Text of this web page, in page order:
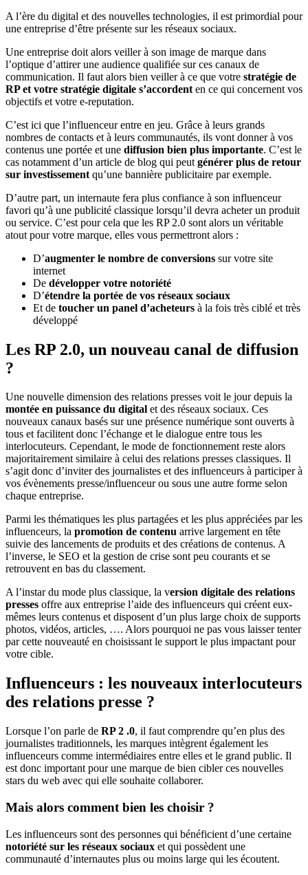
A l’ère du digital et des nouvelles technologies, il est primordial pour
une entreprise d’être présente sur les réseaux sociaux.
Une entreprise doit alors veiller à son image de marque dans
l’optique d’attirer une audience qualifiée sur ces canaux de
communication. Il faut alors bien veiller à ce que votre stratégie de
RP et votre stratégie digitale s’accordent en ce qui concernent vos
objectifs et votre e-reputation.
C’est ici que l’influenceur entre en jeu. Grâce à leurs grands
nombres de contacts et à leurs communautés, ils vont donner à vos
contenus une portée et une diffusion bien plus importante. C’est le
cas notamment d’un article de blog qui peut générer plus de retour
sur investissement qu’une bannière publicitaire par exemple.
D’autre part, un internaute fera plus confiance à son influenceur
favori qu’à une publicité classique lorsqu’il devra acheter un produit
ou service. C’est pour cela que les RP 2.0 sont alors un véritable
atout pour votre marque, elles vous permettront alors :
D’augmenter le nombre de conversions sur votre site
internet
De développer votre notoriété
D’étendre la portée de vos réseaux sociaux
Et de toucher un panel d’acheteurs à la fois très ciblé et très
développé
Les RP 2.0, un nouveau canal de diffusion
?
Une nouvelle dimension des relations presses voit le jour depuis la
montée en puissance du digital et des réseaux sociaux. Ces
nouveaux canaux basés sur une présence numérique sont ouverts à
tous et facilitent donc l’échange et le dialogue entre tous les
interlocuteurs. Cependant, le mode de fonctionnement reste alors
majoritairement similaire à celui des relations presses classiques. Il
s’agit donc d’inviter des journalistes et des influenceurs à participer à
vos évènements presse/influenceur ou sous une autre forme selon
chaque entreprise.
Parmi les thématiques les plus partagées et les plus appréciées par les
influenceurs, la promotion de contenu arrive largement en tête
suivie des lancements de produits et des créations de contenus. A
l’inverse, le SEO et la gestion de crise sont peu courants et se
retrouvent en bas du classement.
A l’instar du mode plus classique, la version digitale des relations
presses offre aux entreprise l’aide des influenceurs qui créent eux-
mêmes leurs contenus et disposent d’un plus large choix de supports
photos, vidéos, articles, …. Alors pourquoi ne pas vous laisser tenter
par cette nouveauté en choisissant le support le plus impactant pour
votre cible.
Influenceurs : les nouveaux interlocuteurs
des relations presse ?
Lorsque l’on parle de RP 2 .0, il faut comprendre qu’en plus des
journalistes traditionnels, les marques intègrent également les
influenceurs comme intermédiaires entre elles et le grand public. Il
est donc important pour une marque de bien cibler ces nouvelles
stars du web avec qui elle souhaite collaborer.
Mais alors comment bien les choisir ?
Les influenceurs sont des personnes qui bénéficient d’une certaine
notoriété sur les réseaux sociaux et qui possèdent une
communauté d’internautes plus ou moins large qui les écoutent.